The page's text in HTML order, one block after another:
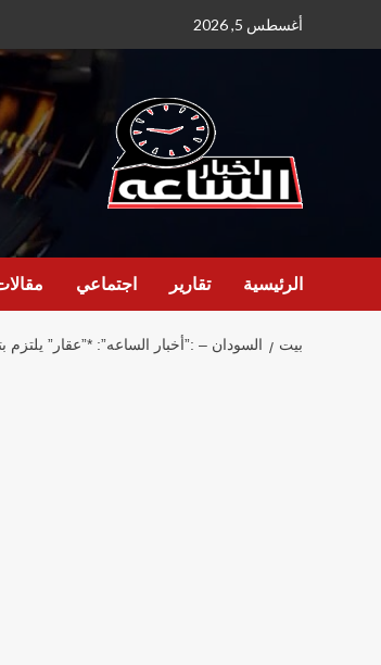
أغسطس 5, 2026
الرئيسية تقارير اجتماعي
بيت السودان – :”أخبار الساعه”: *”عقار”